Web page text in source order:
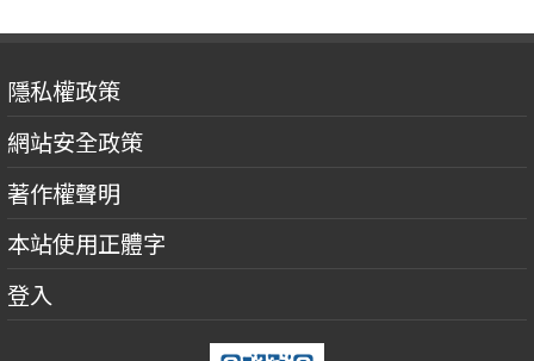
隱私權政策
網站安全政策
著作權聲明
本站使用正體字
登入